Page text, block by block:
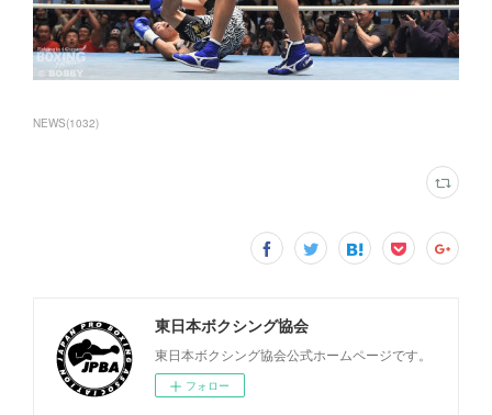
NEWS(1032)
東日本ボクシング協会
東日本ボクシング協会公式ホームページです。
フォロー